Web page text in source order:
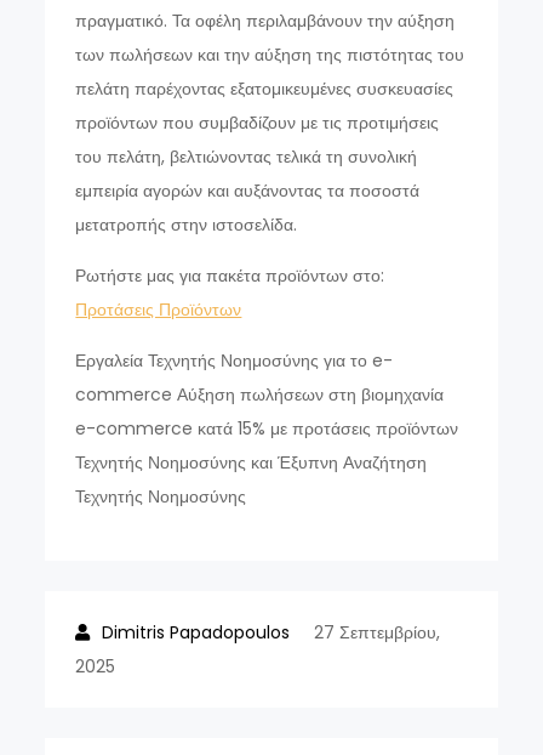
πραγματικό. Τα οφέλη περιλαμβάνουν την αύξηση
των πωλήσεων και την αύξηση της πιστότητας του
πελάτη παρέχοντας εξατομικευμένες συσκευασίες
προϊόντων που συμβαδίζουν με τις προτιμήσεις
του πελάτη, βελτιώνοντας τελικά τη συνολική
εμπειρία αγορών και αυξάνοντας τα ποσοστά
μετατροπής στην ιστοσελίδα.
Ρωτήστε μας για πακέτα προϊόντων στο:
Προτάσεις Προϊόντων
Εργαλεία Τεχνητής Νοημοσύνης για το e-
commerce Αύξηση πωλήσεων στη βιομηχανία
e-commerce κατά 15% με προτάσεις προϊόντων
Τεχνητής Νοημοσύνης και Έξυπνη Αναζήτηση
Τεχνητής Νοημοσύνης
27 Σεπτεμβρίου,
2025